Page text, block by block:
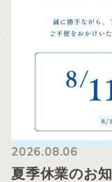
2026.08.06
夏季休業のお